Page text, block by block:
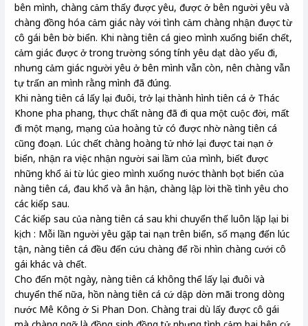
bên mình, chàng cảm thấy được yêu, được ở bên người yêu và
chàng đồng hóa cảm giác này với tình cảm chàng nhận được từ
cô gái bên bờ biển. Khi nàng tiên cá gieo mình xuống biển chết,
cảm giác được ở trong trường sóng tính yêu dạt dào yếu đi,
nhưng cảm giác người yêu ở bên mình vẫn còn, nên chàng vẫn
tự trấn an mình rằng mình đã đúng.
Khi nàng tiên cá lấy lại đuôi, trở lại thành hình tiên cá ở Thác
Khone pha phang, thực chất nàng đã đi qua một cuộc đời, mất
đi một mạng, mạng của hoàng tử có được nhờ nàng tiên cá
cũng đoạn. Lúc chết chàng hoàng tử nhớ lại được tai nạn ở
biển, nhận ra việc nhận người sai lầm của mình, biết được
những khổ ải từ lúc gieo mình xuống nước thành bọt biển của
nàng tiên cá, đau khổ và ân hận, chàng lập lời thề tình yêu cho
các kiếp sau.
Các kiếp sau của nàng tiên cá sau khi chuyển thế luôn lặp lại bi
kịch : Mỗi lần người yêu gặp tai nạn trên biển, số mạng đến lúc
tận, nàng tiên cá đều đến cứu chàng để rồi nhìn chàng cưới cô
gái khác và chết.
Cho đến một ngày, nàng tiên cá không thể lấy lại đuôi và
chuyển thế nữa, hồn nàng tiên cá cứ dập dờn mãi trong dòng
nước Mê Kông ở Si Phan Don. Chàng trai dù lấy được cô gái